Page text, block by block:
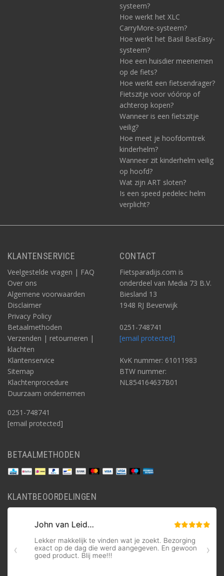
systeem?
Hoe werkt het XLC
CarryMore-systeem?
Hoe werkt het Basil BasEasy-
systeem?
Hoe een huisdier meenemen
op de fiets?
Hoe werkt een fietsendrager?
Fietszitje voor vóórop of
achterop kopen?
Wanneer is een fietszitje
veilig?
Hoe meet je hoofdomtrek
kinderhelm?
Wanneer zit kinderhelm veilig
op hoofd?
Wat zijn ART sloten?
Is een speed pedelec helm
verplicht?
KLANTENSERVICE
Veelgestelde vragen | FAQ
Over ons
Algemene voorwaarden
Disclaimer
Privacy Policy
Betaalmethoden
Verzenden | retourneren |
klachten
Klantenservice
Sitemap
Klachtenprocedure
Duurzaam ondernemen
0251-748741
[email protected]
CONTACT
Fietsparadijs.com is
onderdeel van Media 73 B.V.
Biesland 13
1948 RJ Beverwijk
0251-748741
[email protected]
KvK nummer: 61011983
BTW nummer:
NL854164637B01
BETAALMETHODEN
KLANTBEOORDELINGEN